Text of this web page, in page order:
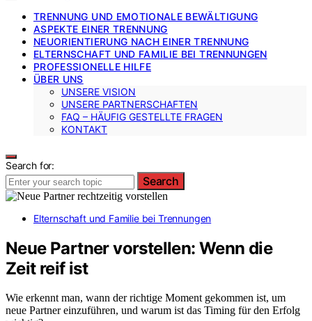
TRENNUNG UND EMOTIONALE BEWÄLTIGUNG
ASPEKTE EINER TRENNUNG
NEUORIENTIERUNG NACH EINER TRENNUNG
ELTERNSCHAFT UND FAMILIE BEI TRENNUNGEN
PROFESSIONELLE HILFE
ÜBER UNS
UNSERE VISION
UNSERE PARTNERSCHAFTEN
FAQ – HÄUFIG GESTELLTE FRAGEN
KONTAKT
Search for:
Search
Elternschaft und Familie bei Trennungen
Neue Partner vorstellen: Wenn die
Zeit reif ist
Wie erkennt man, wann der richtige Moment gekommen ist, um
neue Partner einzuführen, und warum ist das Timing für den Erfolg